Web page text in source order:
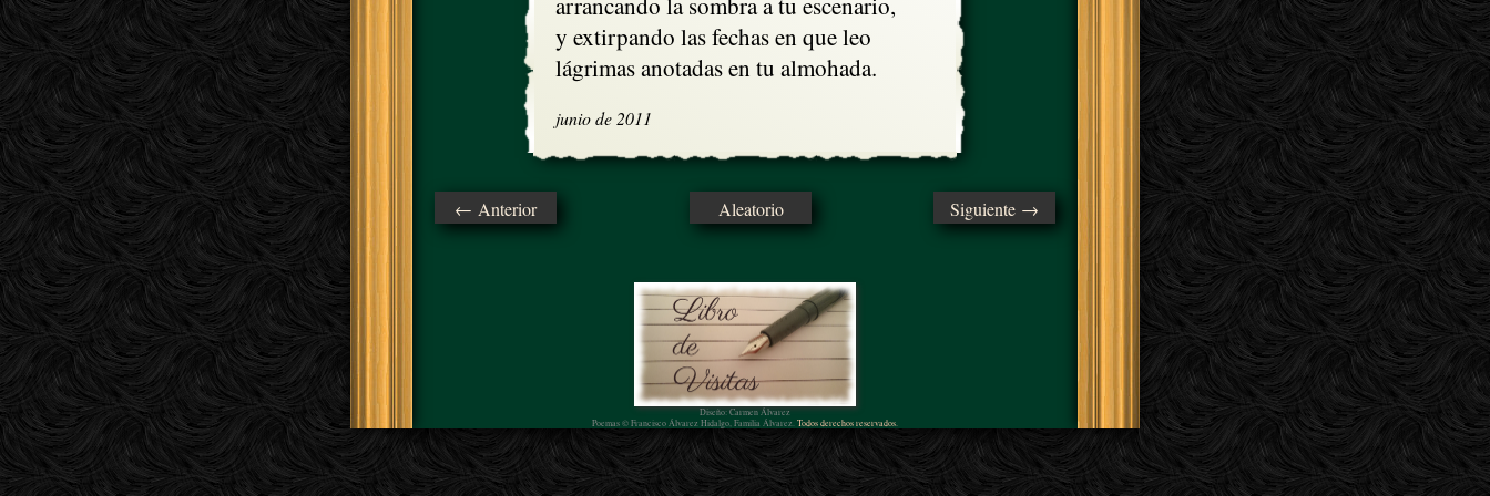
y extirpando las fechas en que leo
lágrimas anotadas en tu almohada.
junio de 2011
← Anterior Aleatorio Siguiente →
Diseño: Carmen Álvarez
Poemas © Francisco Álvarez Hidalgo, Familia Álvarez. Todos derechos reservados.